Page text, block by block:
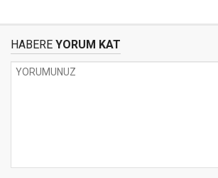
HABERE YORUM KAT